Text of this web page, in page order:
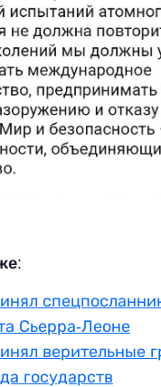
Сьерра-Леоне
верительные
государств